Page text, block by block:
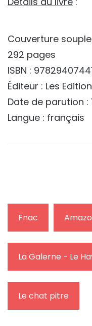
Couverture souple
292 pages
ISBN :
Éditeur : Les
Date de parution :
Langue : français
Fnac
La Galerne - Le
Le chat pitre